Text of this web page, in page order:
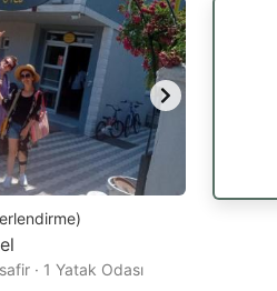
)
· 1 Yatak Odası